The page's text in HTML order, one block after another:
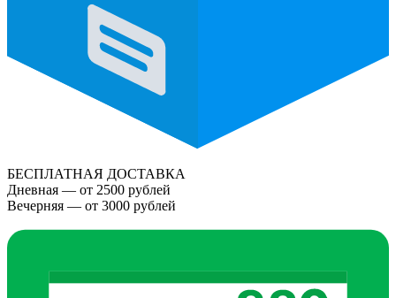
БЕСПЛАТНАЯ ДОСТАВКА
Дневная — от 2500 рублей
Вечерняя — от 3000 рублей